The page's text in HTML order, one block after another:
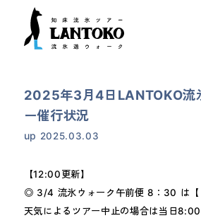
2025年3月4日LANTOKO流
ー催行状況
up 2025.03.03
【12:00更新】
◎ 3/4 流氷ウォーク午前便 8：30 は【
天気によるツアー中止の場合は当日8:00